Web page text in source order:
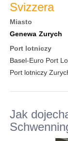
Svizzera
Miasto
Genewa Zurych
Port lotniczy
Basel-Euro Port
Port lotniczy
Jak